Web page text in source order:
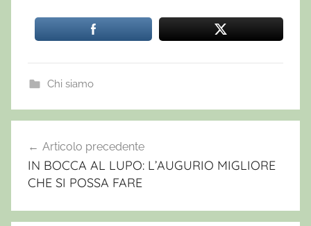
Chi siamo
a
u
z
z
Navigazione
articoli
Articolo precedente
IN BOCCA AL LUPO: L’AUGURIO MIGLIORE
CHE SI POSSA FARE